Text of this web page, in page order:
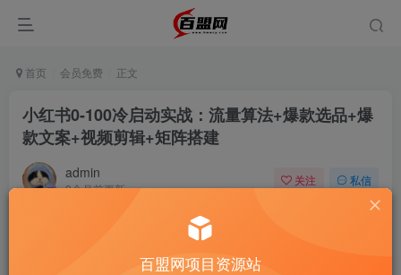
首页 会员免费 正文
小红书0-100冷启动实战：流量算法+爆款选品+爆
款文案+视频剪辑+矩阵搭建
admin
9个月前更新
关注 私信
百盟网项目资源站